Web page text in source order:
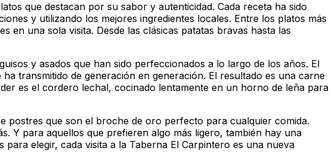
que destacan por su sabor y autenticidad. Cada receta ha sido
y utilizando los mejores ingredientes locales. Entre los platos más
en una sola visita. Desde las clásicas patatas bravas hasta las
y asados que han sido perfeccionados a lo largo de los años. El
transmitido de generación en generación. El resultado es una carne
es el cordero lechal, cocinado lentamente en un horno de leña para
postres que son el broche de oro perfecto para cualquier comida.
Y para aquellos que prefieren algo más ligero, también hay una
elegir, cada visita a la Taberna El Carpintero es una nueva